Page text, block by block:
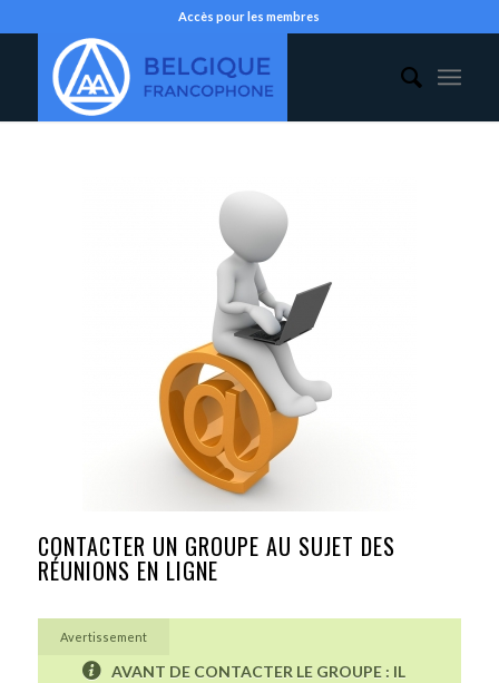
Accès pour les membres
CONTACTER UN GROUPE AU SUJET DES
RÉUNIONS EN LIGNE
Avertissement
AVANT DE CONTACTER LE GROUPE : IL